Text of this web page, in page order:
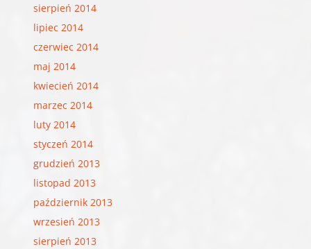
sierpień 2014
lipiec 2014
czerwiec 2014
maj 2014
kwiecień 2014
marzec 2014
luty 2014
styczeń 2014
grudzień 2013
listopad 2013
październik 2013
wrzesień 2013
sierpień 2013